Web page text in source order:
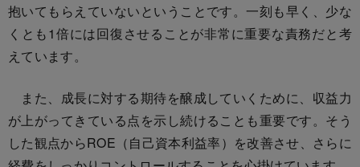
抱いてもらえていないということです。一刻も早く、少な
くとも1倍には回復させることが非常に重要な責務だと考
えています。
また、成長に対する期待を醸成していくために、収益力
が上がってきている点を示し続けることも重要です。そう
した観点からROE（自己資本利益率）を改善させ、さらに